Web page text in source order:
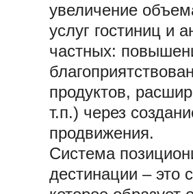
увеличение
услуг гостиниц и
частных:
продуктов,
т.п.) через
продвижения.
Система
дестинации – это